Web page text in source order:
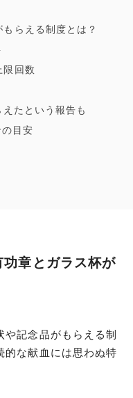
らえる制度とは？
限回数
たという報告も
目安
章とガラス杯が
記念品がもらえる制
的な献血には思わぬ特